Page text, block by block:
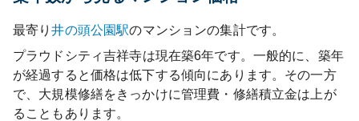
最寄り井の頭公園駅のマンションの集計です。
プラウドシティ吉祥寺は現在築6年です。一般的に、築年
が経過すると価格は低下する傾向にあります。その一方
で、大規模修繕をきっかけに管理費・修繕積立金は上が
ることもあります。